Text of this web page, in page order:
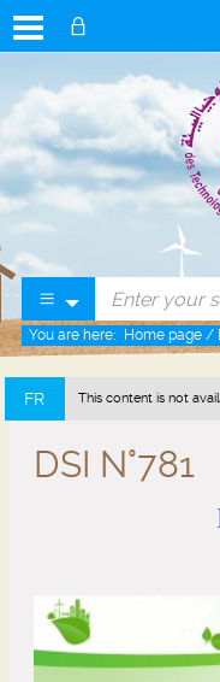
You are here: Home page /
FR This content is not
DSI N°781